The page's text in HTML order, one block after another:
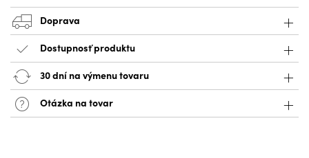
Doprava
Dostupnosť produktu
30 dní na výmenu tovaru
Otázka na tovar